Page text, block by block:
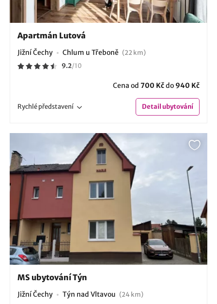
Apartmán Lutová
Jižní Čechy Chlum u Třeboně (22 km)
9.2/10
Cena od 700 Kčdo 940 Kč
Rychlépředstavení Detailubytování
MS ubytování Týn
Jižní Čechy Týn nad Vltavou (24 km)